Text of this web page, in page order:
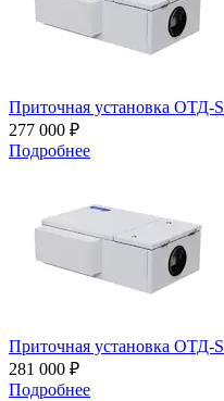
Приточная установка ОТД-
277 000 ₽
Подробнее
Приточная установка ОТД-
281 000 ₽
Подробнее